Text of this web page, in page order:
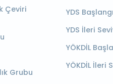
Çeviri
Grubu
YDS
YDS İleri
YÖKDİL
YÖKDİL İleri